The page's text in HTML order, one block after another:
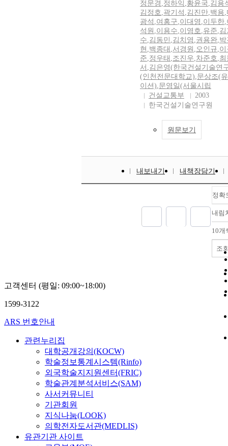
정문경 ,정하익 ,황윤국,김용
김정호,곽기석 ,김진만,백용,
광석 ,여홍구,이대영 ,이두한,
석원 ,이용수,이영호,유준,
수,김동민 ,김치영 ,권용완,
현 ,백종대 ,서경원 ,오인규,
준,정우태 ,조진우,차준호,
서 ,김은영(한국건설기술연
(인천전문대학교),문상조(
이션),문영일(서울시립
건설교통부
2003
한국건설기술연구원
원문보기
내보내기 내책장담기
정확
내림
10개
조
고객센터 (평일: 09:00~18:00)
1599-3122
ARS 번호안내
관련누리집
대학공개강의(KOCW)
학술정보통계시스템(Rinfo)
외국학술지지원센터(FRIC)
학술관계분석서비스(SAM)
사서커뮤니티
기관회원
지식나눔(LOOK)
의학전자도서관(MEDLIS)
유관기관 사이트